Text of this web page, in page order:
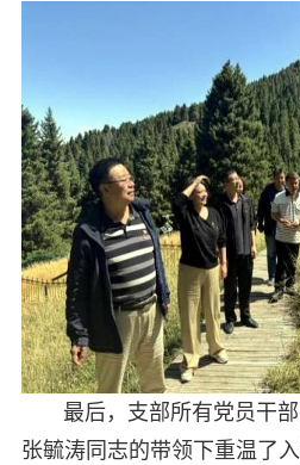
最后，支部所有党员干部
张毓涛同志的带领下重温了